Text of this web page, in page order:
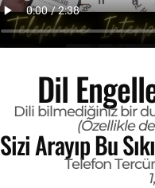
Dil
Dili bilmediğiniz bir
(Özellikle
Sizi Arayıp Bu
Telefon